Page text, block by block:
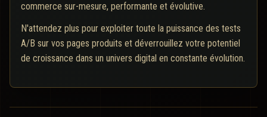
commerce sur-mesure, performante et évolutive.
N'attendez plus pour exploiter toute la puissance des tests
A/B sur vos pages produits et déverrouillez votre potentiel
de croissance dans un univers digital en constante évolution.